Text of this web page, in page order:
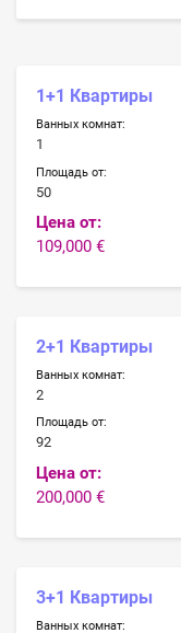
1+1 Квартиры
Ванных комнат:
1
Площадь от:
50
Цена от:
109,000 €
2+1 Квартиры
Ванных комнат:
2
Площадь от:
92
Цена от:
200,000 €
3+1 Квартиры
Ванных комнат: